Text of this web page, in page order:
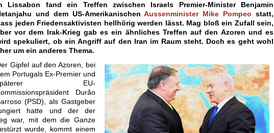
Lissabon fand ein Treffen zwischen Israels Premier-Minister Benjamin
und dem US-AmerikanischenAussenminister Mike Pompeo statt,
jeden Friedensaktivisten hellhörig werden lässt. Mag bloß ein Zufall sein,
vor dem Irak-Krieg gab es ein ähnliches Treffen auf den Azoren und es
spekuliert, ob ein Angriff auf den Iran im Raum steht. Doch es geht wohl
um ein anderes Thema.
Gipfel auf den Azoren, bei
Portugals Ex-Premier und
EU-
Durão
(PSD), als Gastgeber
hatte und der der
war, mit dem die Ganze
wurde, kommt einem